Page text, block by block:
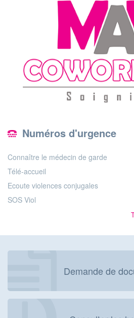
Numéros d'urgence
Connaître le médecin de garde
Télé-accueil
Ecoute violences conjugales
SOS Viol
Demande de